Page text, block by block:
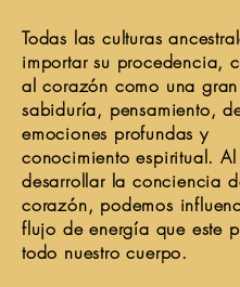
Todas las culturas
importar su procedencia,
al corazón como una
sabiduría, pensamiento,
emociones profundas y
conocimiento espiritual.Al
desarrollar la conciencia
corazón, podemos
flujo de energía que este
todo nuestro cuerpo.